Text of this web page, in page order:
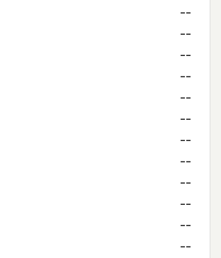
--
--
--
--
--
--
--
--
--
--
--
--